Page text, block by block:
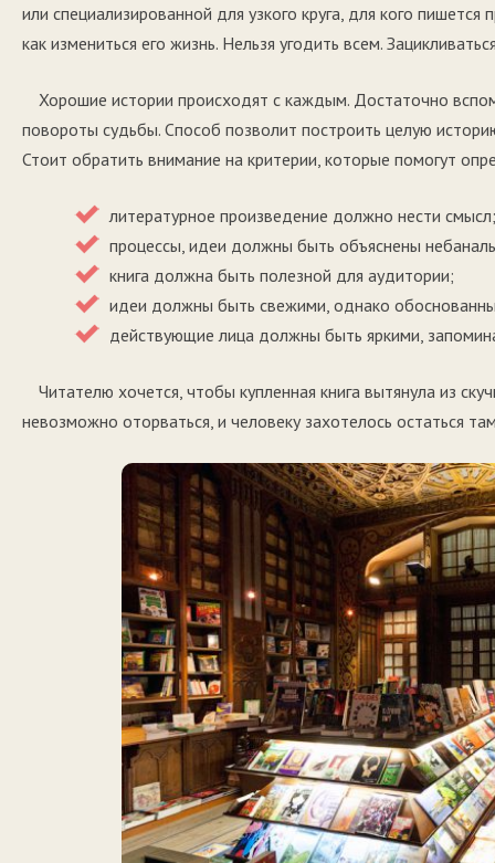
или специализированной для узкого круга, для кого
как измениться его жизнь. Нельзя угодить всем.
Хорошие истории происходят с каждым. Достаточно
повороты судьбы. Способ позволит построить целую
Стоит обратить внимание на критерии, которые помогут
литературное произведение должно нести смысл;
процессы, идеи должны быть объяснены
книга должна быть полезной для аудитории;
идеи должны быть свежими, однако
действующие лица должны быть яркими,
Читателю хочется, чтобы купленная книга вытянула из
невозможно оторваться, и человеку захотелось остаться